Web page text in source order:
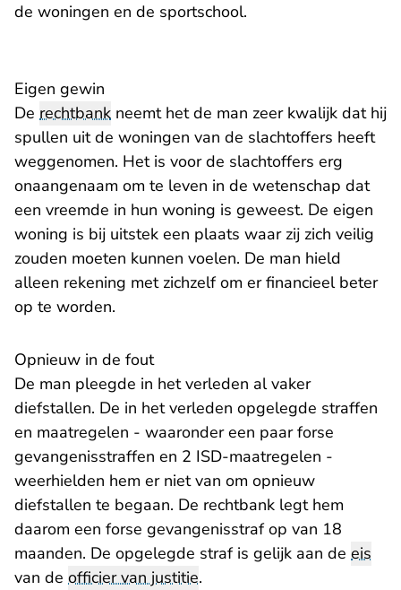
de woningen en de sportschool.
Eigen gewin
De rechtbank neemt het de man zeer kwalijk dat hij
spullen uit de woningen van de slachtoffers heeft
weggenomen. Het is voor de slachtoffers erg
onaangenaam om te leven in de wetenschap dat
een vreemde in hun woning is geweest. De eigen
woning is bij uitstek een plaats waar zij zich veilig
zouden moeten kunnen voelen. De man hield
alleen rekening met zichzelf om er financieel beter
op te worden.
Opnieuw in de fout
De man pleegde in het verleden al vaker
diefstallen. De in het verleden opgelegde straffen
en maatregelen - waaronder een paar forse
gevangenisstraffen en 2 ISD-maatregelen -
weerhielden hem er niet van om opnieuw
diefstallen te begaan. De rechtbank legt hem
daarom een forse gevangenisstraf op van 18
maanden. De opgelegde straf is gelijk aan de eis
van de officier van justitie.